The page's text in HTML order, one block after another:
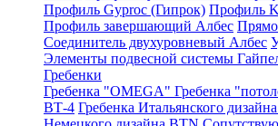
Профиль Gyproc (Гипрок) Профиль
Профиль завершающий Албес
Соединитель двухуровневый Албес
Элементы подвесной системы
Гребенки
Гребенка "OMEGA" Гребенка
ВТ-4 Гребенка Итальянского